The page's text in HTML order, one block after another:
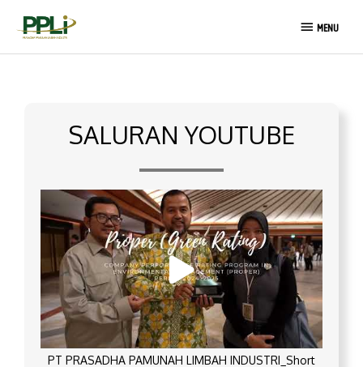
MENU
MENU
SALURAN YOUTUBE
PT PRASADHA PAMUNAH LIMBAH INDUSTRI_Short